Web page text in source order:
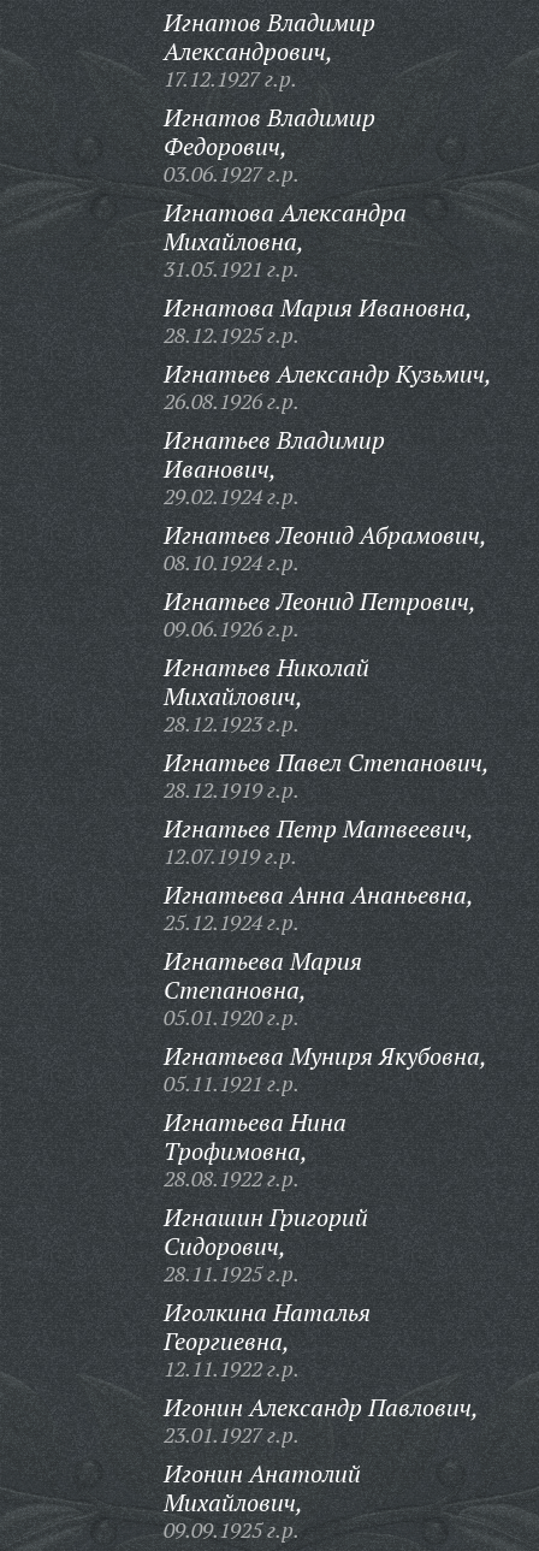
Игнатов Владимир
Александрович,
17.12.1927 г.р.
Игнатов Владимир
Федорович,
03.06.1927 г.р.
Игнатова Александра
Михайловна,
31.05.1921 г.р.
Игнатова Мария Ивановна,
28.12.1925 г.р.
Игнатьев Александр Кузьмич,
26.08.1926 г.р.
Игнатьев Владимир
Иванович,
29.02.1924 г.р.
Игнатьев Леонид Абрамович,
08.10.1924 г.р.
Игнатьев Леонид Петрович,
09.06.1926 г.р.
Игнатьев Николай
Михайлович,
28.12.1923 г.р.
Игнатьев Павел Степанович,
28.12.1919 г.р.
Игнатьев Петр Матвеевич,
12.07.1919 г.р.
Игнатьева Анна Ананьевна,
25.12.1924 г.р.
Игнатьева Мария
Степановна,
05.01.1920 г.р.
Игнатьева Муниря Якубовна,
05.11.1921 г.р.
Игнатьева Нина
Трофимовна,
28.08.1922 г.р.
Игнашин Григорий
Сидорович,
28.11.1925 г.р.
Иголкина Наталья
Георгиевна,
12.11.1922 г.р.
Игонин Александр Павлович,
23.01.1927 г.р.
Игонин Анатолий
Михайлович,
09.09.1925 г.р.